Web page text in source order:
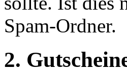
Spam-Ordner.
2.